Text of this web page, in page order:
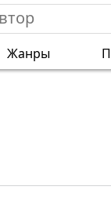
Жанры